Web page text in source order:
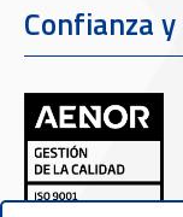
Confianza